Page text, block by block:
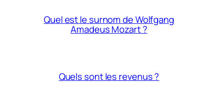
Quel est le surnom de Wolfgang
Amadeus Mozart ?
Quels sont les revenus ?